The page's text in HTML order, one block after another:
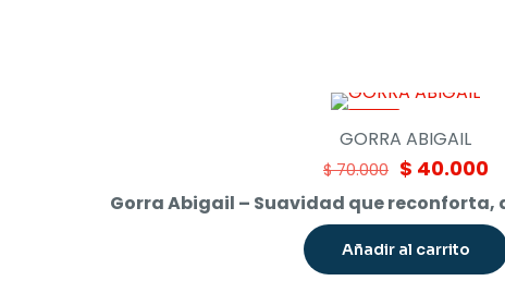
GORRA ABIGAIL
$70.000 Original
price
was:
$ 70.000.
$ 40.000
is:
Gorra Abigail – Suavidad que reconforta,
Añadir al carrito